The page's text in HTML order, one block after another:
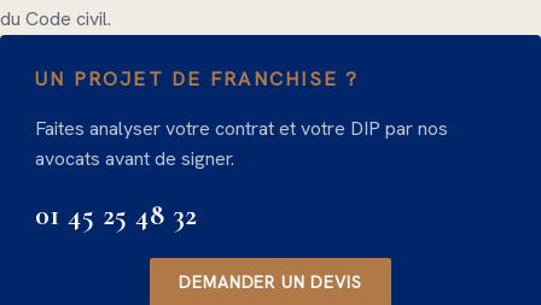
du Code civil.
UN PROJET DE FRANCHISE ?
Faites analyser votre contrat et votre DIP par nos
avocats avant de signer.
01 45 25 48 32
DEMANDER UN DEVIS